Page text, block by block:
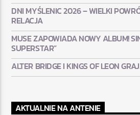
DNI MYŚLENIC 2026 – WIELKI
RELACJA
MUSE ZAPOWIADA NOWY ALBUM!
SUPERSTAR”
ALTER BRIDGE I KINGS OF LEON
AKTUALNIE NA ANTENIE